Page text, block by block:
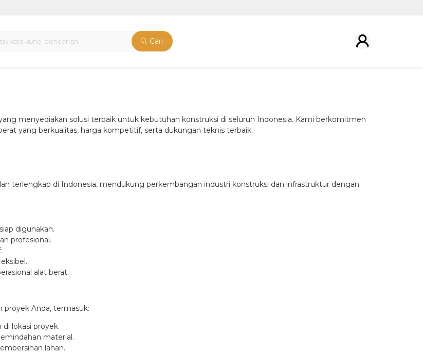
Cari
menyediakan solusi terbaik untuk kebutuhan konstruksi di seluruh Indonesia. Kami berkomitmen
yang berkualitas, harga kompetitif, serta dukungan teknis terbaik.
terlengkap di Indonesia, mendukung perkembangan industri konstruksi dan infrastruktur dengan
digunakan.
profesional.
alat berat.
proyek Anda, termasuk:
lokasi proyek.
material.
lahan.